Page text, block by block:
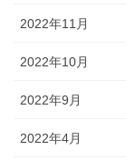
2022年11月
2022年10月
2022年9月
2022年4月